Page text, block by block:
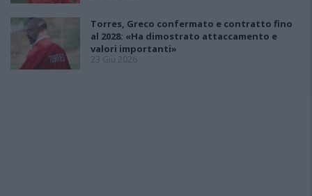
Torres, Greco confermato e contratto fino
al 2028: «Ha dimostrato attaccamento e
valori importanti»
23 Giu 2026